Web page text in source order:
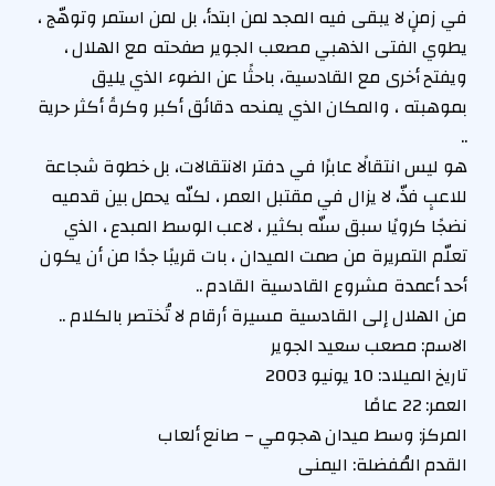
في زمنٍ لا يبقى فيه المجد لمن ابتدأ، بل لمن استمر وتوهّج ،
يطوي الفتى الذهبي مصعب الجوير صفحته مع الهلال ،
ويفتح أخرى مع القادسية، باحثًا عن الضوء الذي يليق
بموهبته ، والمكان الذي يمنحه دقائق أكبر وكرةً أكثر حرية
..
هو ليس انتقالًا عابرًا في دفتر الانتقالات، بل خطوة شجاعة
للاعبٍ فذّ، لا يزال في مقتبل العمر ، لكنّه يحمل بين قدميه
نضجًا كرويًا سبق سنّه بكثير ، لاعب الوسط المبدع ، الذي
تعلّم التمريرة من صمت الميدان ، بات قريبًا جدًا من أن يكون
أحد أعمدة مشروع القادسية القادم ..
من الهلال إلى القادسية مسيرة أرقام لا تُختصر بالكلام ..
الاسم: مصعب سعيد الجوير
تاريخ الميلاد: 10 يونيو 2003
العمر: 22 عامًا
المركز: وسط ميدان هجومي – صانع ألعاب
القدم المُفضلة: اليمنى